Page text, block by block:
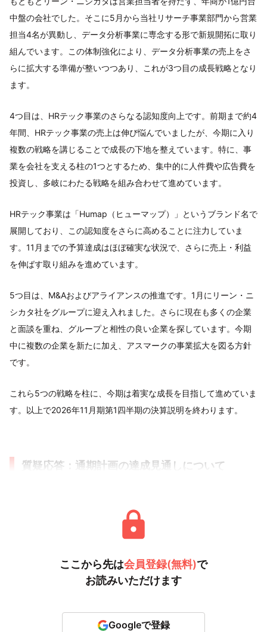
中盤の会社でした。そこに5月から当社リサーチ事業部門から営業
担当4名が異動し、データ分析事業に専念する形で新規開拓に取り
組んでいます。この体制強化により、データ分析事業の売上をさ
らに拡大する準備が整いつつあり、これが3つ目の成長戦略となり
ます。
4つ目は、HRテック事業のさらなる認知度向上です。前期まで約4
年間、HRテック事業の売上は伸び悩んでいましたが、今期に入り
複数の戦略を講じることで成長の下地を整えています。特に、事
業を会社を支える柱の1つとするため、集中的に人件費や広告費を
投資し、多岐にわたる戦略を組み合わせて進めています。
HRテック事業は「Humap（ヒューマップ）」というブランド名で
展開しており、この認知度をさらに高めることに注力していま
す。11月までの予算達成はほぼ確実な状況で、さらに売上・利益
を伸ばす取り組みを進めています。
5つ目は、M&Aおよびアライアンスの推進です。1月にリーン・ニ
シカタ社をグループに迎え入れました。さらに現在も多くの企業
と面談を重ね、グループと相性の良い企業を探しています。今期
中に複数の企業を新たに加え、アスマークの事業拡大を図る方針
です。
これら5つの戦略を柱に、今期は着実な成長を目指して進めていま
す。以上で2026年11月期第1四半期の決算説明を終わります。
質疑応答：通期計画の達成見通しについて
ここから先は会員登録(無料)で
お読みいただけます
Googleで登録